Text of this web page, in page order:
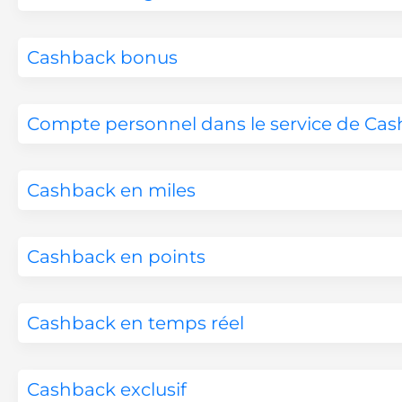
Cashback bonus
Compte personnel dans le service de
Cashback en miles
Cashback en points
Cashback en temps réel
Cashback exclusif